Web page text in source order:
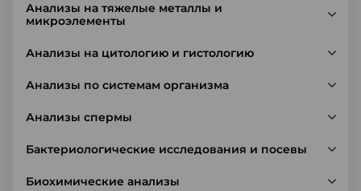
Анализы на тяжелые металлы и
микроэлементы
Анализы на цитологию и гистологию
Анализы по системам организма
Анализы спермы
Бактериологические исследования и посевы
Биохимические анализы